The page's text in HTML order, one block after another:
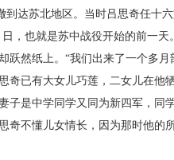
达苏北地区。 当时吕思奇任十
日，也就是苏中战役开始的前一天
跃然纸上。“我们出来了一个多月
奇已有大女儿巧莲，二女儿在他
子是中学同学又同为新四军，同
奇不懂儿女情长，因为那时他的